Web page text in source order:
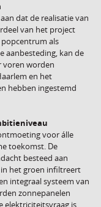
dat de realisatie van
van het project
als
aanbesteding, kan de
voren worden
en het
hebben ingestemd
voor álle
toekomst. De
besteed aan
het groen infiltreert
integraal systeem van
zonnepanelen
elektriciteitsvraag is